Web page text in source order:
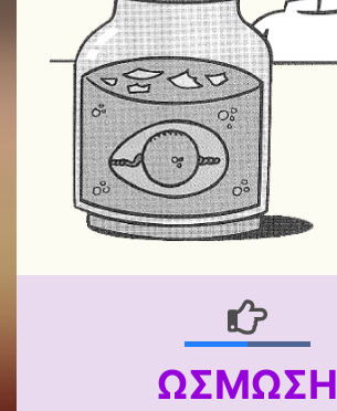
ΏΣΜΩΣΗ